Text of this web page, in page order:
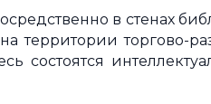
в стенах
территории торгово-
состоятся